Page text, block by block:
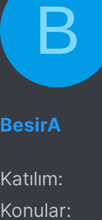
B
BesirA
Katılım
Konular